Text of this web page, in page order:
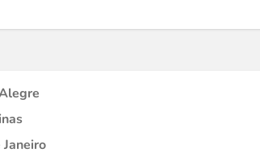
Janeiro